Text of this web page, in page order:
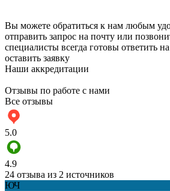
Вы можете обратиться к нам любым
отправить запрос на почту или
специалисты всегда готовы ответить
оставить заявку
Наши аккредитации
Отзывы по работе с нами
Все отзывы
5.0
4.9
24 отзыва из 2 источников
ЮЧ